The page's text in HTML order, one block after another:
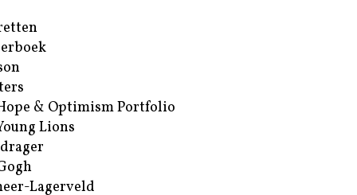
& Optimism Portfolio
Lions
Lagerveld